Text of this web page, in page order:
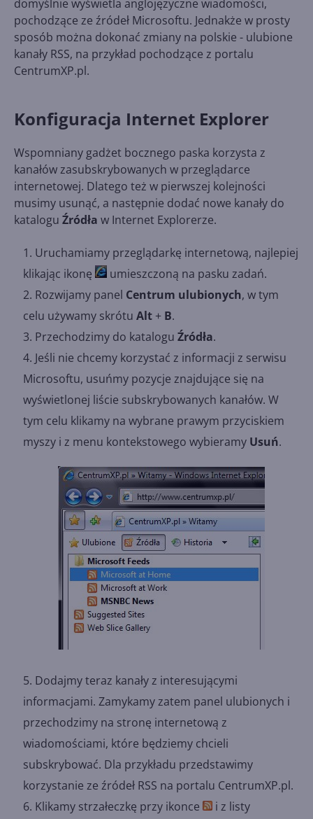
domyślnie wyświetla anglojęzyczne wiadomości,
pochodzące ze źródeł Microsoftu. Jednakże w prosty
sposób można dokonać zmiany na polskie - ulubione
kanały RSS, na przykład pochodzące z portalu
CentrumXP.pl.
Konfiguracja Internet Explorer
Wspomniany gadżet bocznego paska korzysta z
kanałów zasubskrybowanych w przeglądarce
internetowej. Dlatego też w pierwszej kolejności
musimy usunąć, a następnie dodać nowe kanały do
katalogu Źródła w Internet Explorerze.
Uruchamiamy przeglądarkę internetową, najlepiej
klikając ikonę
umieszczoną na pasku zadań.
Rozwijamy panel Centrum ulubionych, w tym
celu używamy skrótu Alt + B.
Przechodzimy do katalogu Źródła.
Jeśli nie chcemy korzystać z informacji z serwisu
Microsoftu, usuńmy pozycje znajdujące się na
wyświetlonej liście subskrybowanych kanałów. W
tym celu klikamy na wybrane prawym przyciskiem
myszy i z menu kontekstowego wybieramy Usuń.
Dodajmy teraz kanały z interesującymi
informacjami. Zamykamy zatem panel ulubionych i
przechodzimy na stronę internetową z
wiadomościami, które będziemy chcieli
subskrybować. Dla przykładu przedstawimy
korzystanie ze źródeł RSS na portalu CentrumXP.pl.
Klikamy strzałeczkę przy ikonce
i z listy